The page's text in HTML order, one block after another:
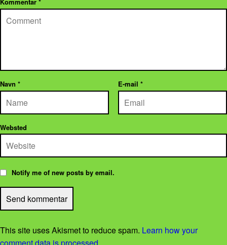
Navn * E-mail *
Websted
Notify me of new posts by email.
This site uses Akismet to reduce spam. Learn how your